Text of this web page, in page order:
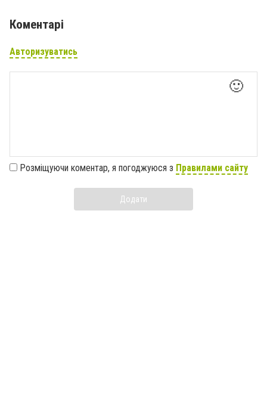
Коментарі
Авторизуватись
🙂
Розміщуючи коментар, я погоджуюся з Правилами сайту
Додати